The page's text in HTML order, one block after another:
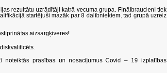
rezultātu uzrādītāji katrā vecuma grupa. Finālbraucieni tiek
startējuši mazāk par 8 dalībniekiem, tad grupā uzreiz
aizsargķiveres!
noteiktās prasības un nosacījumus Covid – 19 izplatības